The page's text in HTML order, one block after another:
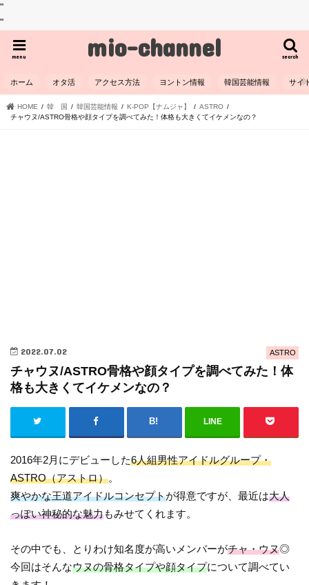
"
"
mio-channel search
menu
ホーム オタ活 アクセス方法 ヨントン情報 韓国芸能情報 サイ
HOME 韓 国 韓国芸能情報 K-POP【ナムジャ】
ASTRO
チャウヌ/ASTRO骨格や顔タイプを調べてみた！体格も大きくてイケメンなの？
ASTRO
2022.07.02
チャウヌ/ASTRO骨格や顔タイプを調べてみた！体
格も大きくてイケメンなの？
LINE
2016年2月にデビューした6人組男性アイドルグループ・
ASTRO（アストロ）。
爽やかな王道アイドルコンセプトが得意ですが、最近は大人
っぽい神秘的な魅力もみせてくれます。
その中でも、とりわけ知名度が高いメンバーがチャ・ウヌ◎
今回はそんなウヌの骨格タイプや顔タイプについて調べてい